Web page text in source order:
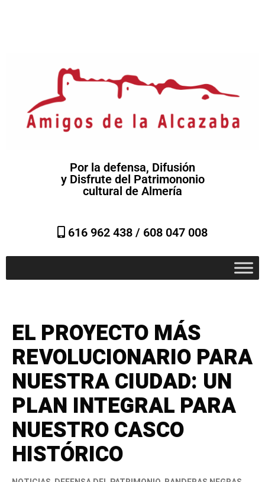
Por la defensa, Difusión
y Disfrute del Patrimononio
cultural de Almería
616 962 438 / 608 047 008
EL PROYECTO MÁS
REVOLUCIONARIO PARA
NUESTRA CIUDAD: UN
PLAN INTEGRAL PARA
NUESTRO CASCO
HISTÓRICO